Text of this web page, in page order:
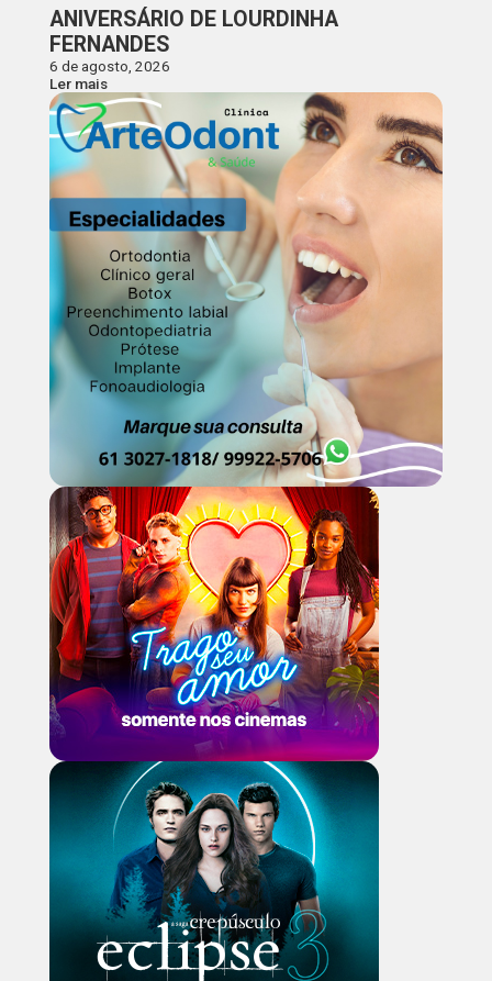
ANIVERSÁRIO DE LOURDINHA
FERNANDES
6 de agosto, 2026
Ler mais